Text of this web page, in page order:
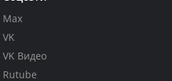
Max
VK
VK Видео
Rutube